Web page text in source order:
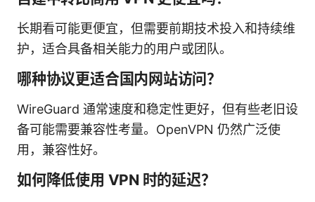
长期看可能更便宜，但需要前期技术投入和持续维
护，适合具备相关能力的用户或团队。
哪种协议更适合国内网站访问？
WireGuard 通常速度和稳定性更好，但有些老旧设
备可能需要兼容性考量。OpenVPN 仍然广泛使
用，兼容性好。
如何降低使用 VPN 时的延迟？